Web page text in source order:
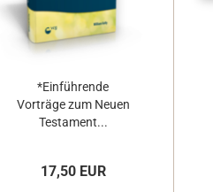
*Einführende
Vorträge zum Neuen
Testament...
17,50 EUR